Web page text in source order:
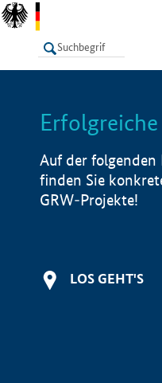
LISTE
Auf der
finden Sie
GRW-Projekte!
LOS GEHT'S